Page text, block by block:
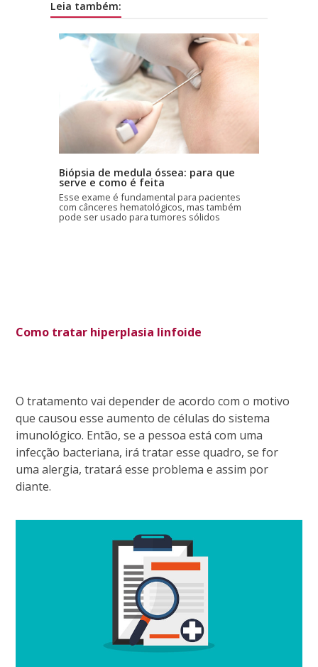
Leia também:
Biópsia de medula óssea: para que
serve e como é feita
Esse exame é fundamental para pacientes
com cânceres hematológicos, mas também
pode ser usado para tumores sólidos
Como tratar hiperplasia linfoide
O tratamento vai depender de acordo com o motivo
que causou esse aumento de células do sistema
imunológico. Então, se a pessoa está com uma
infecção bacteriana, irá tratar esse quadro, se for
uma alergia, tratará esse problema e assim por
diante.